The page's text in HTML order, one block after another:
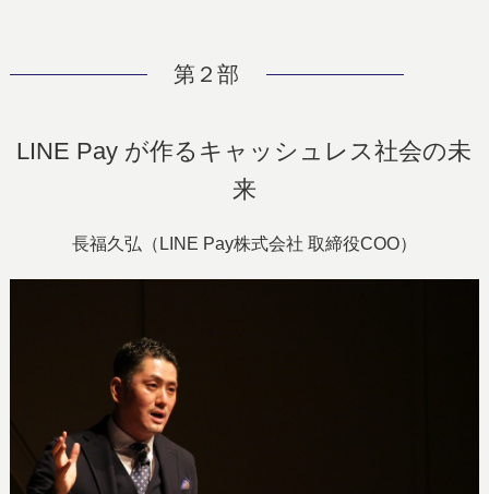
第２部
LINE Pay が作るキャッシュレス社会の未
来
長福久弘（LINE Pay株式会社 取締役COO）